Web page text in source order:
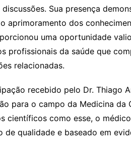
Sua presença
aprimoramento dos
uma oportunidade
profissionais da saúde que
relacionadas.
recebido pelo Dr. Thiago
para o campo da Medicina da
científicos como esse, o
qualidade e baseado em